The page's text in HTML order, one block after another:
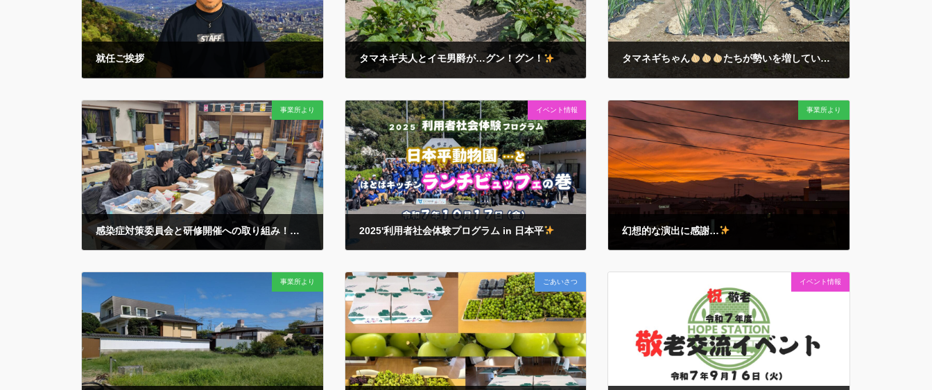
就任ご挨拶
社会福祉法人ホープ会のホームページにアクセスいた
だきありがとうございます。 平素より格別のご高配な
らびにご指導、ご支援を賜り厚く御礼を申し上げます。
平成１４年３月の法人創設から、度重なる法制度等の
変革を経て、今日 […]
タマネギ夫人とイモ男爵が…グン！グン！
甲府の桜も葉桜になった４月の下旬… 畑のお野菜たちが
その勢いを増してきました…
菜園周辺のご近隣から
も…『今年ぁ～勢いがイイじゃんかぁ！』と太鼓判！
どうかこのまま順調に健やかに育ってくれますように…
タマネギちゃん たちが勢いを増しています…！
例年より早めの桜
の開花や… あまりの暖かさにハナミ
ズキもビックリ開花の今朝… キレイに行儀よく整列する
タマネギちゃん
たちの成長を楽しみにしていま
す…！ 続報はまた…
事業所より
感染症対策委員会と研修開催への取り組み！
今冬へ向けた「感染症対策」のための定例会議です…
かつては冬の「インフルエンザ」や「ノロウイルス」な
どへの対策が主流でしたが…新型コロナのパンデミック
以来はもはや「季節」を問わず警戒と対策を必要として
います… 各事業所 […]
イベント情報
2025'利用者社会体験プログラム in 日本平
今年もワイワイ
行ってきました…！ 早朝からご対応を
いただきました各ご家庭とご家族の皆々様…連携施設の
皆々様… 動画にあるたくさんの笑顔をつくるお手伝いに
心から感謝申し上げます…
「働く！」「遊ぶ！」
「暮らす！」をこ […]
事業所より
幻想的な演出に感謝…
午後５時３０分を少し回ったところ… ミーティング中の
主任職員たちの手を止めたのは… 美しい夕焼けにほんの
少しだけ目を向けてみる… 今日もみんなと１日を過ごせ
たことは当たり前ではないこと… そんな『当たり前では
ない当たり前 […]
事業所より ごあいさつ イベント情報